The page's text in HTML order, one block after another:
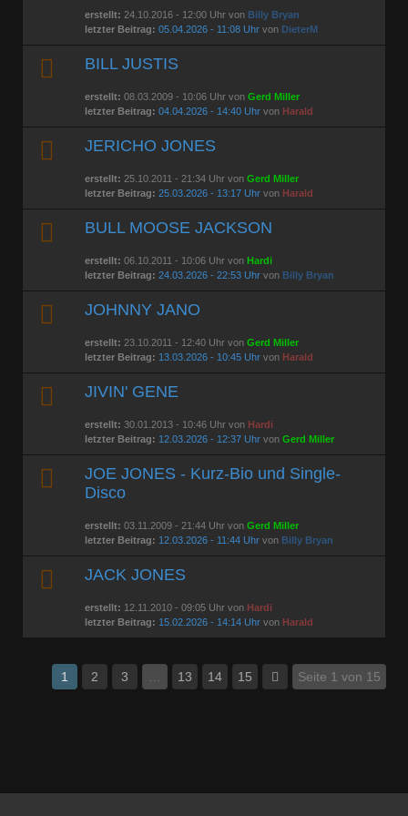
erstellt: 24.10.2016 - 12:00 Uhr von Billy Bryan
letzter Beitrag: 05.04.2026 - 11:08 Uhr von DieterM
BILL JUSTIS
erstellt: 08.03.2009 - 10:06 Uhr vonGerd Miller
letzter Beitrag: 04.04.2026 - 14:40 Uhr von Harald
JERICHO JONES
erstellt: 25.10.2011 - 21:34 Uhr vonGerd Miller
letzter Beitrag: 25.03.2026 - 13:17 Uhr von Harald
BULL MOOSE JACKSON
erstellt: 06.10.2011 - 10:06 Uhr vonHardi
letzter Beitrag: 24.03.2026 - 22:53 Uhr von Billy Bryan
JOHNNY JANO
erstellt: 23.10.2011 - 12:40 Uhr vonGerd Miller
letzter Beitrag: 13.03.2026 - 10:45 Uhr von Harald
JIVIN' GENE
erstellt: 30.01.2013 - 10:46 Uhr von Hardi
letzter Beitrag: 12.03.2026 - 12:37 Uhr vonGerd Miller
JOE JONES - Kurz-Bio und Single-
Disco
erstellt: 03.11.2009 - 21:44 Uhr vonGerd Miller
letzter Beitrag: 12.03.2026 - 11:44 Uhr von Billy Bryan
JACK JONES
erstellt: 12.11.2010 - 09:05 Uhr von Hardi
letzter Beitrag: 15.02.2026 - 14:14 Uhr von Harald
1 2 3 13 14 15 Seite 1 von 15